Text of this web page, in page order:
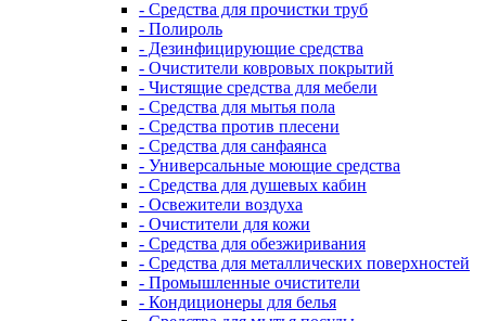
- Средства для прочистки труб
- Полироль
- Дезинфицирующие средства
- Очистители ковровых покрытий
- Чистящие средства для мебели
- Средства для мытья пола
- Средства против плесени
- Средства для санфаянса
- Универсальные моющие средства
- Средства для душевых кабин
- Освежители воздуха
- Очистители для кожи
- Средства для обезжиривания
- Средства для металлических поверхностей
- Промышленные очистители
- Кондиционеры для белья